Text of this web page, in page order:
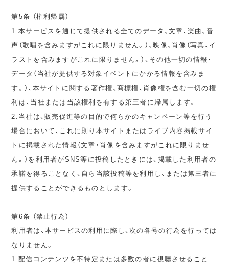
第5条 （権利帰属）
1.本サービスを通じて提供される全てのデータ、文章、楽曲、音
声（歌唱を含みますがこれに限りません。）、映像、肖像（写真、イ
ラストを含みますがこれに限りません。）、その他一切の情報・
データ（当社が提供する対象イベントにかかる情報を含みま
す。）、本サイトに関する著作権、商標権、肖像権を含む一切の権
利は、当社または当該権利を有する第三者に帰属します。
2.当社は、販売促進等の目的で何らかのキャンペーン等を行う
場合において、これに則り本サイトまたはライブ内容掲載サイ
トに掲載された情報（文章・肖像を含みますがこれに限りませ
ん。）を利用者がSNS等に投稿したときには、掲載した利用者の
承諾を得ることなく、自ら当該投稿等を利用し、または第三者に
提供することができるものとします。
第6条 （禁止行為）
利用者は、本サービスの利用に際し、次の各号の行為を行っては
なりません。
1.配信コンテンツを不特定または多数の者に視聴させること